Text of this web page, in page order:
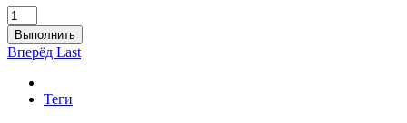
Выполнить
Вперёд Last
Теги